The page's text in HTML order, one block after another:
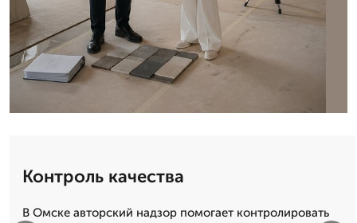
Контроль качества
В Омске авторский надзор помогает контролировать